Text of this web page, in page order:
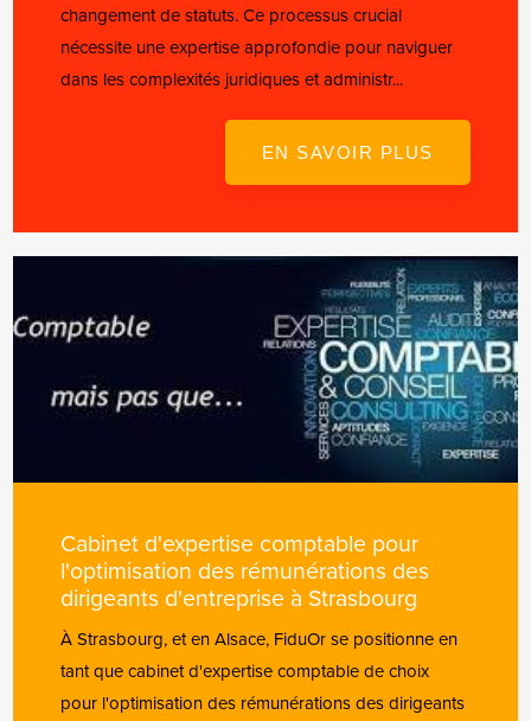
changement de statuts. Ce processus crucial
nécessite une expertise approfondie pour naviguer
dans les complexités juridiques et administr...
EN SAVOIR PLUS
Cabinet d'expertise comptable pour
l'optimisation des rémunérations des
dirigeants d'entreprise à Strasbourg
À Strasbourg, et en Alsace, FiduOr se positionne en
tant que cabinet d'expertise comptable de choix
pour l'optimisation des rémunérations des dirigeants